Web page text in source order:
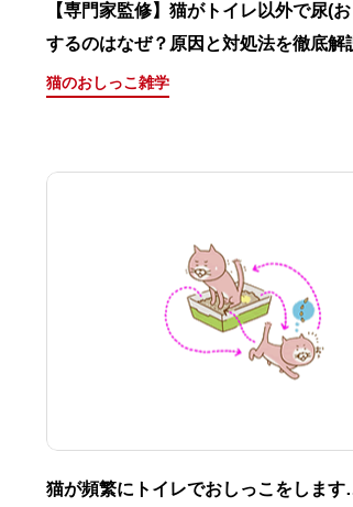
【専門家監修】猫がトイレ以外で尿(
するのはなぜ？原因と対処法を徹底解
猫のおしっこ雑学
猫が頻繁にトイレでおしっこをしま